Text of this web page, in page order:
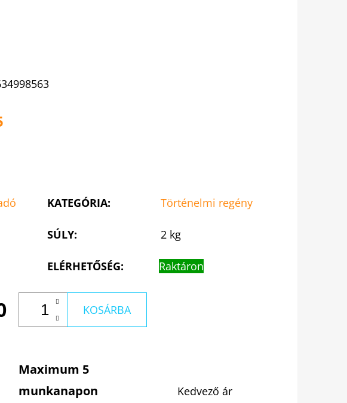
KATEGÓRIA: Történelmi regény
SÚLY: 2 kg
ELÉRHETŐSÉG: Raktáron
KOSÁRBA
Maximum 5
munkanapon
Kedvező ár